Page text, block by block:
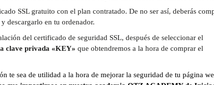
SSL gratuito con el plan contratado. De no ser así, deberás
descargarlo en tu ordenador.
del certificado de seguridad SSL, después de seleccionar el
clave privada «KEY» que obtendremos a la hora de comprar el
te sea de utilidad a la hora de mejorar la seguridad de tu página